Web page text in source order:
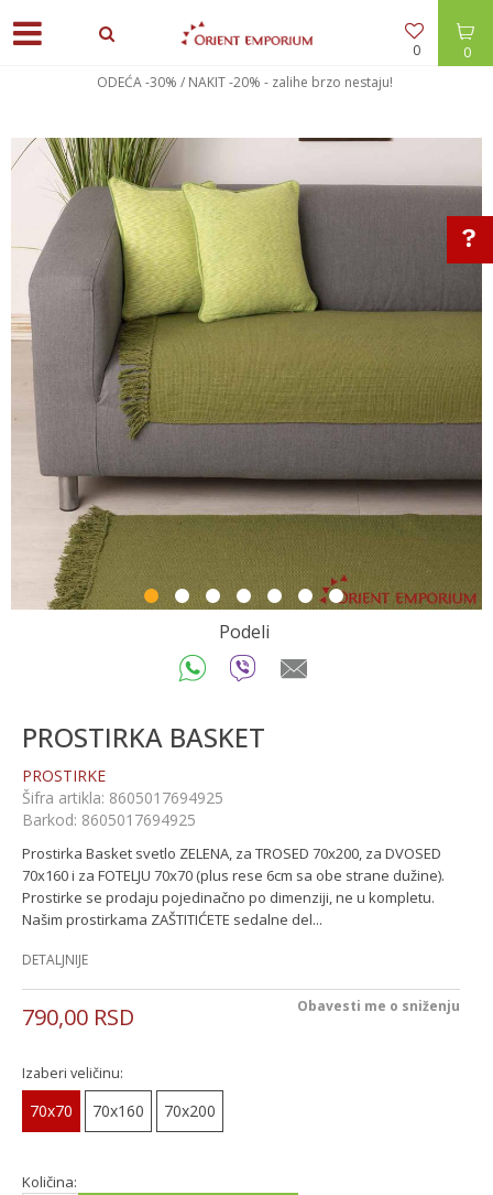
0
0
ODEĆA -30% / NAKIT -20% - zalihe brzo nestaju!
1 2 3 4 5 6 7
Podeli
PROSTIRKA BASKET
PROSTIRKE
Šifra artikla: 8605017694925
Barkod: 8605017694925
Prostirka Basket svetlo ZELENA, za TROSED 70x200, za DVOSED
70x160 i za FOTELJU 70x70 (plus rese 6cm sa obe strane dužine).
Prostirke se prodaju pojedinačno po dimenziji, ne u kompletu.
Našim prostirkama ZAŠTITIĆETE sedalne del...
DETALJNIJE
790,00 RSD Obavesti me o sniženju
Izaberi veličinu:
70x70 70x160 70x200
Količina: